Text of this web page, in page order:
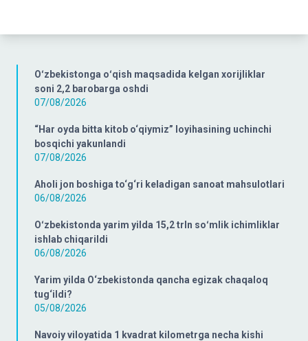
Oʻzbekistonga oʻqish maqsadida kelgan xorijliklar
soni 2,2 barobarga oshdi
07/08/2026
“Har oyda bitta kitob o‘qiymiz” loyihasining uchinchi
bosqichi yakunlandi
07/08/2026
Aholi jon boshiga to‘g‘ri keladigan sanoat mahsulotlari
06/08/2026
Oʻzbekistonda yarim yilda 15,2 trln soʻmlik ichimliklar
ishlab chiqarildi
06/08/2026
Yarim yilda O‘zbekistonda qancha egizak chaqaloq
tug‘ildi?
05/08/2026
Navoiy viloyatida 1 kvadrat kilometrga necha kishi